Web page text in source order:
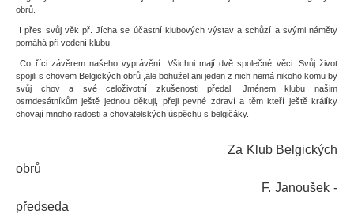
obrů.
I přes svůj věk př. Jícha se účastní klubových výstav a schůzí a svými náměty
pomáhá při vedení klubu.
Co říci závěrem našeho vyprávění. Všichni mají dvě společné věci. Svůj život
spojili s chovem Belgických obrů ,ale bohužel ani jeden z nich nemá nikoho komu by
svůj chov a své celoživotní zkušenosti předal. Jménem klubu našim
osmdesátníkům ještě jednou děkuji, přeji pevné zdraví a těm kteří ještě králíky
chovají mnoho radosti a chovatelských úspěchu s belgičáky.
Za Klub Belgických
obrů
F. Janoušek -
předseda